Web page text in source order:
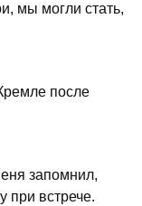
мы могли стать,
после
запомнил,
при встрече.